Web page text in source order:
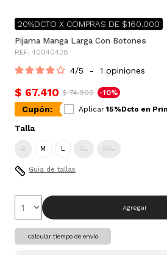
20%DCTO X COMPRAS DE $160.000
Pijama Manga Larga Con Botones
REF. 40040428
4/5 - 1 opiniones
$ 67.410 $ 74.900 -10%
Cupón: Aplicar 15%Dcto en
Talla
S M L XL XXL
Guia de tallas
Agregar
Calcular tiempo de envío